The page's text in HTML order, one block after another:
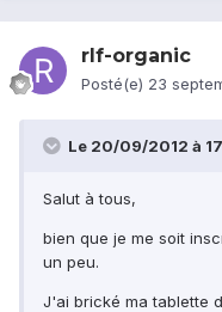
rlf-organic
Posté(e) 23
Le 20/09/2012 à
Salut à tous,
bien que je me soit
un peu.
J'ai brické ma tablette